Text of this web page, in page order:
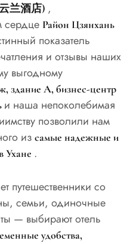
兰酒店) ,
сердце Район Цзянхань
показатель
и отзывы наших
выгодному
здание A, бизнес-центр
и наша непоколебимая
позволили нам
из самые надежные и
Ухане .
путешественники со
семьи, одиночные
— выбирают отель
удобства,